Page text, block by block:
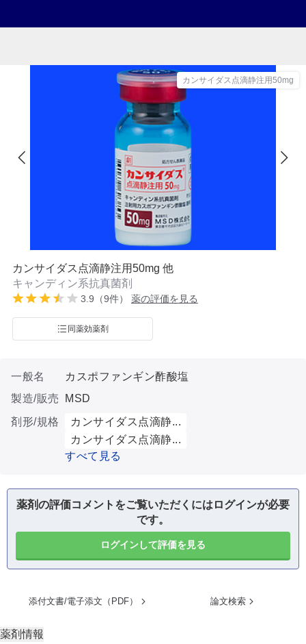
カンサイダス点滴静注用50mg
カンサイダス点滴静注用50mg 他
キャンディン系抗真菌剤
3.9（9件） 薬の評価を見る
同薬効薬剤
一般名
カスポファンギン酢酸塩
製造/販売
MSD
剤形/規格
カンサイダス点滴静...
カンサイダス点滴静...
すべて見る
薬剤の評価コメントをご覧いただくにはログインが必要
です。
ログインして評価を見る
添付文書/電子添文（PDF） 論文検索
薬剤情報